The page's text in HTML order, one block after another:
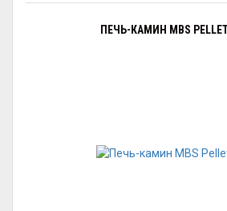
ПЕЧЬ-КАМИН MBS